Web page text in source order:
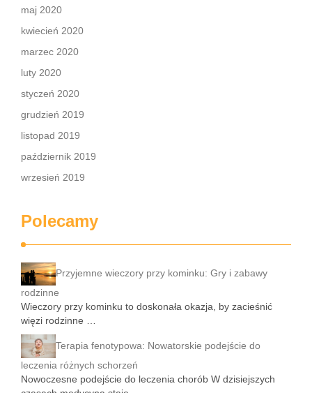
maj 2020
kwiecień 2020
marzec 2020
luty 2020
styczeń 2020
grudzień 2019
listopad 2019
październik 2019
wrzesień 2019
Polecamy
Przyjemne wieczory przy kominku: Gry i zabawy
rodzinne
Wieczory przy kominku to doskonała okazja, by zacieśnić
więzi rodzinne …
Terapia fenotypowa: Nowatorskie podejście do
leczenia różnych schorzeń
Nowoczesne podejście do leczenia chorób W dzisiejszych